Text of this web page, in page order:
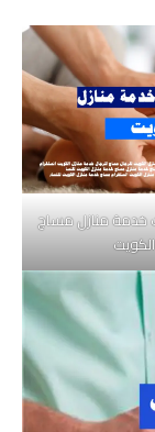
خدمة منازل مساج
الكويت